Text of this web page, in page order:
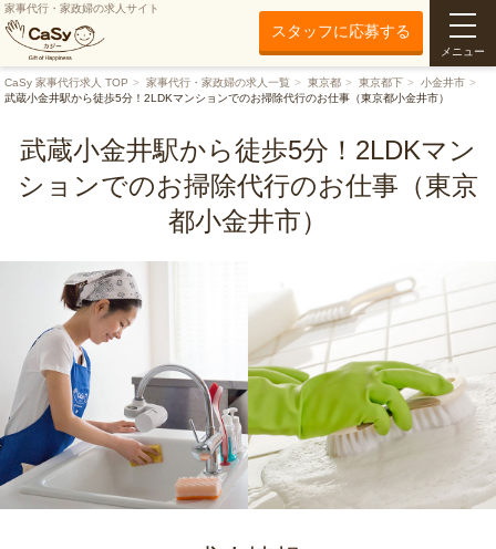
家事代行・家政婦の求人サイト
スタッフに応募する
メニュー
CaSy 家事代行求人 TOP 家事代行・家政婦の求人一覧 東京都 東京都下
小金井市
武蔵小金井駅から徒歩5分！2LDKマンションでのお掃除代行のお仕事（東京都小金井市）
武蔵小金井駅から徒歩5分！2LDKマン
ションでのお掃除代行のお仕事（東京
都小金井市）